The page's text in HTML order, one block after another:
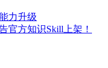
力升级
官方知识Skill上架！